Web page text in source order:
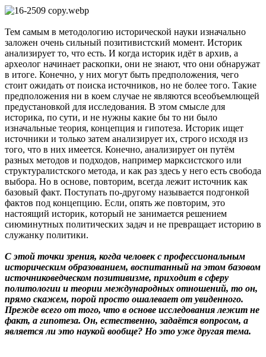
Тем самым в методологию исторической науки изначально
заложен очень сильный позитивистский момент. Историк
анализирует то, что есть. И когда историк идёт в архив, а
археолог начинает раскопки, они не знают, что они обнаружат
в итоге. Конечно, у них могут быть предположения, чего
стоит ожидать от поиска источников, но не более того. Такие
предположения ни в коем случае не являются всеобъемлющей
предустановкой для исследования. В этом смысле для
историка, по сути, и не нужны какие бы то ни было
изначальные теория, концепция и гипотеза. Историк ищет
источники и только затем анализирует их, строго исходя из
того, что в них имеется. Конечно, анализирует он путём
разных методов и подходов, например марксистского или
структуралистского метода, и как раз здесь у него есть свобода
выбора. Но в основе, повторим, всегда лежит источник как
базовый факт. Поступать по-другому называется подгонкой
фактов под концепцию. Если, опять же повторим, это
настоящий историк, который не занимается решением
сиюминутных политических задач и не превращает историю в
служанку политики.
С этой точки зрения, когда человек с профессиональным
историческим образованием, воспитанный на этом базовом
источниковедческом позитивизме, приходит в сферу
политологии и теории международных отношений, то он,
прямо скажем, порой просто ошалевает от увиденного.
Прежде всего от того, что в основе исследования лежит не
факт, а гипотеза. Он, естественно, задаётся вопросом, а
является ли это наукой вообще? Но это уже другая тема.